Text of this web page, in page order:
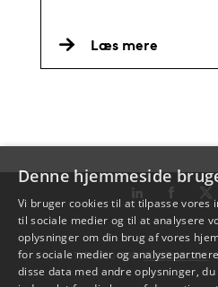
Læs mere
TLF: 6550 1000 ·SDU@SDU.DK ·
Denne hjemmeside
Vi bruger cookies til at tilpasse vores
til sociale medier og til at analysere
oplysninger om din brug af vores
for sociale medier og
disse data med andre oplysninger,